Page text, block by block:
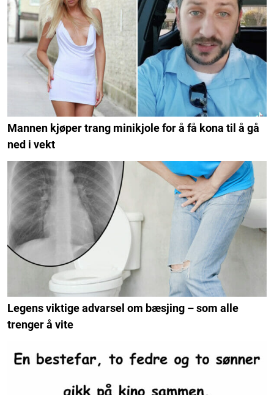
Mannen kjøper trang minikjole for å få kona til å gå
ned i vekt
Legens viktige advarsel om bæsjing – som alle
trenger å vite